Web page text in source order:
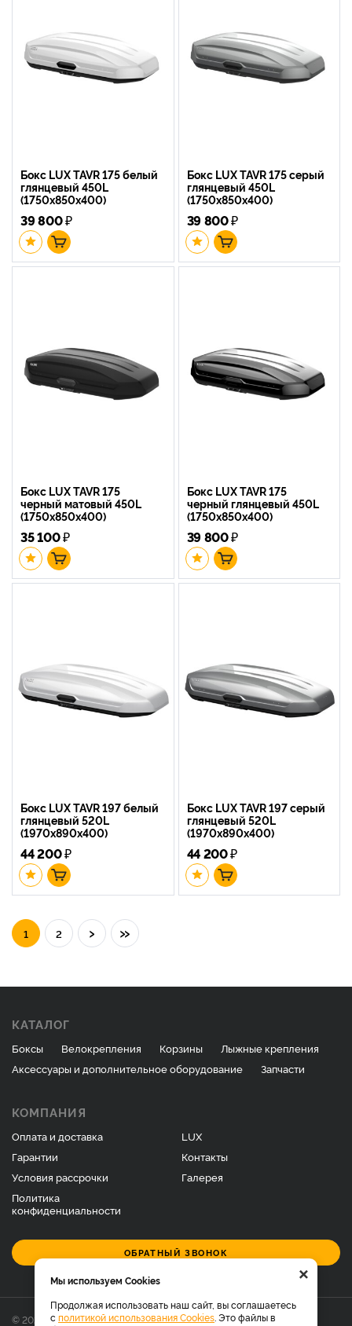
Бокс LUX TAVR 175 белый
глянцевый 450L
(1750х850х400)
39 800₽
Бокс LUX TAVR 175 серый
глянцевый 450L
(1750х850х400)
39 800₽
Бокс LUX TAVR 175
черный матовый 450L
(1750х850х400)
35 100₽
Бокс LUX TAVR 175
черный глянцевый 450L
(1750х850х400)
39 800₽
Бокс LUX TAVR 197 белый
глянцевый 520L
(1970х890х400)
44 200₽
Бокс LUX TAVR 197 серый
глянцевый 520L
(1970х890х400)
44 200₽
1 2 › »
КАТАЛОГ
Боксы Велокрепления Корзины
Лыжные крепления
Аксессуары и дополнительное оборудование
Запчасти
КОМПАНИЯ
Оплата и доставка
Гарантии
Условия рассрочки
Политика
конфиденциальности
LUX
Контакты
Галерея
ОБРАТНЫЙ ЗВОНОК
© 2026 Фирменный магазин багажников LUX.
×
Мы используем Cookies
Продолжая использовать наш сайт, вы соглашаетесь
с политикой использования Cookies . Это файлы в